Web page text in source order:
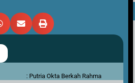
: Putria Okta Berkah Rahma